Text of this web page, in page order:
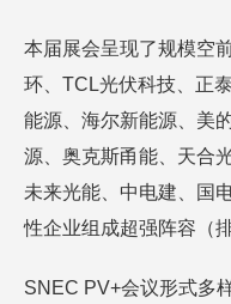
本届展会呈现了规模空
环、TCL光伏科技、正
能源、海尔新能源、美
源、奥克斯甬能、天合
未来光能、中电建、国
性企业组成超强阵容（
SNEC PV+会议形式多